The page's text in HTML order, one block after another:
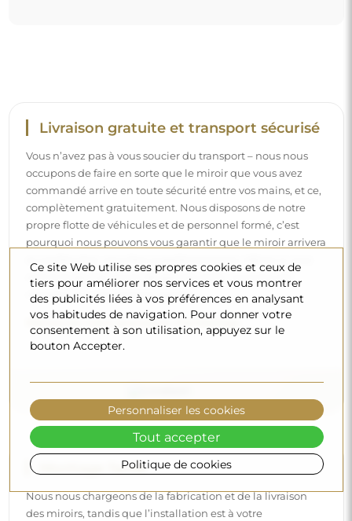
Livraison gratuite et transport sécurisé
Vous n’avez pas à vous soucier du transport – nous nous
occupons de faire en sorte que le miroir que vous avez
commandé arrive en toute sécurité entre vos mains, et ce,
complètement gratuitement. Nous disposons de notre
propre flotte de véhicules et de personnel formé, c’est
pourquoi nous pouvons vous garantir que le miroir arrivera
en parfait état, sans frais supplémentaires. Même si vous
commandez un miroir de grande taille, vous pouvez
compter sur une livraison rapide.
Découvrez notre processus d’emballage.
Montage facile
Nous nous chargeons de la fabrication et de la livraison
des miroirs, tandis que l’installation est à votre
Ce site Web utilise ses propres cookies et ceux de
tiers pour améliorer nos services et vous montrer
des publicités liées à vos préférences en analysant
vos habitudes de navigation. Pour donner votre
consentement à son utilisation, appuyez sur le
bouton Accepter.
Politique de cookies
Personnaliser les cookies
Tout accepter